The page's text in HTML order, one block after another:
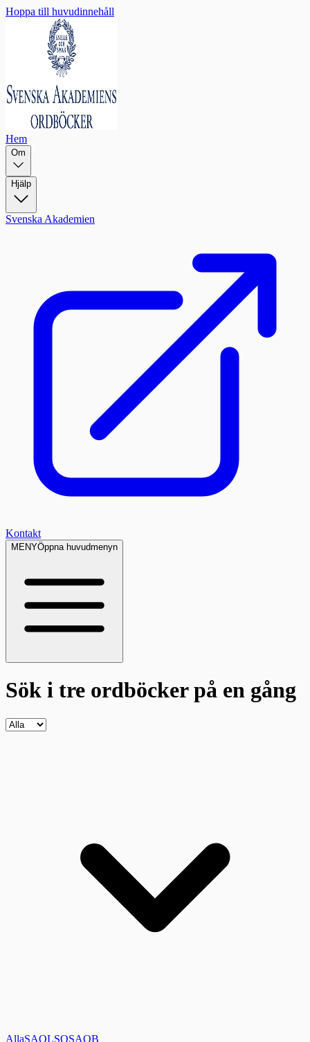
Hoppa till huvudinnehåll
Hem
Om
Hjälp
Svenska Akademien
Kontakt
MENYÖppna huvudmenyn
Sök i tre ordböckerpå en gång
AllaSAOLSOSAOB